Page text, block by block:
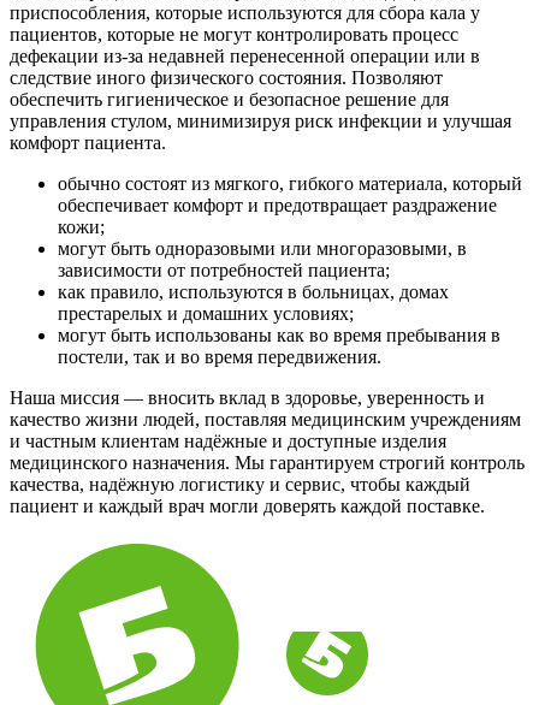
приспособления, которые используются для сбора кала у
пациентов, которые не могут контролировать процесс
дефекации из-за недавней перенесенной операции или в
следствие иного физического состояния. Позволяют
обеспечить гигиеническое и безопасное решение для
управления стулом, минимизируя риск инфекции и улучшая
комфорт пациента.
обычно состоят из мягкого, гибкого материала, который
обеспечивает комфорт и предотвращает раздражение
кожи;
могут быть одноразовыми или многоразовыми, в
зависимости от потребностей пациента;
как правило, используются в больницах, домах
престарелых и домашних условиях;
могут быть использованы как во время пребывания в
постели, так и во время передвижения.
Наша миссия — вносить вклад в здоровье, уверенность и
качество жизни людей, поставляя медицинским учреждениям
и частным клиентам надёжные и доступные изделия
медицинского назначения. Мы гарантируем строгий контроль
качества, надёжную логистику и сервис, чтобы каждый
пациент и каждый врач могли доверять каждой поставке.